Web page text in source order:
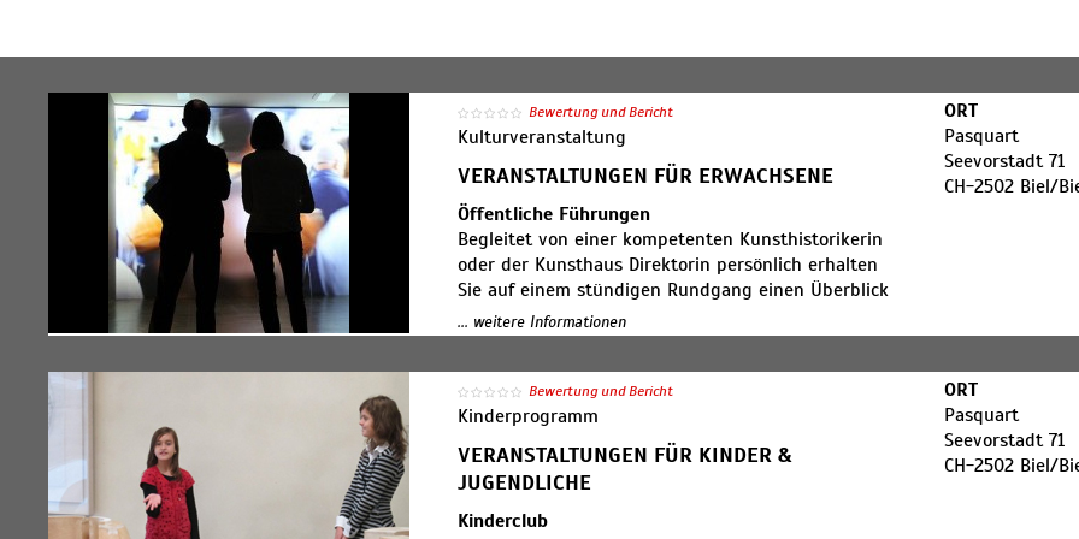
Bewertung und Bericht
Kulturveranstaltung
VERANSTALTUNGEN FÜR ERWACHSENE
Öffentliche Führungen
Begleitet von einer kompetenten Kunsthistorikerin
oder der Kunsthaus Direktorin persönlich erhalten
Sie auf einem stündigen Rundgang einen Überblick
über die aktuellen Ausstellungen. Mit
Hintergrundinformationen angereicherte
einzelne Arbeiten und bereichern Ihr Kunsterlebnis.
Eine einmalige Gelegenheit, den ausstellenden
Künstlerinnen und Künstlern persönlich zu
begegnen und deren Kunst dadurch aus einer
ORT
Pasquart
Seevorstadt 71
CH-2502 Biel/
... weitere Informationen
Bewertung und Bericht
Kinderprogramm
VERANSTALTUNGEN FÜR KINDER &
JUGENDLICHE
Kinderclub
ORT
Pasquart
Seevorstadt 71
CH-2502 Biel/